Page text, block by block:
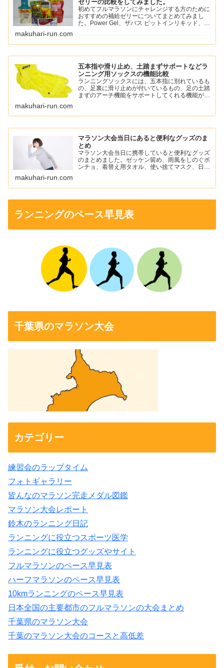
ゼリーの比較をしてみました。
初めてフルマラソンにチャレンジする方のために
おすすめの補給ゼリーについてまとめてみまし
た。Power Gel、ザバス ピットインリキッド、ア
など。
makuhari-run.com
五本指や滑り止め、土踏まずサポートなどラ
ンニング用ソックスの機能比較
ランニングソックスには、五本指に別れているも
の、足裏に滑り止めが付いているもの、足の土踏
まずのアーチ機能をサポートしてくれる機能がつ
を楽しみましょう。
makuhari-run.com
マラソン大会当日にあると便利なグッズのま
とめ
マラソン大会当日に携帯していると便利なグッズ
のまとめました。ゼッケン留め、雨風をしのぐポ
ンチョ、着替え用タオル、使い捨てマスク、日焼
makuhari-run.com
ランニングのペース早見表
千葉県のマラソン大会
カテゴリー
練習会のラップタイム
フォトギャラリー
皆んなのマラソン完走メダル図鑑
マラソン大会レポート
鈴木のランニング日記
ランニングに役立つスポーツ医学
ランニングに役立つグッズやサイト
フルマラソンのペース早見表
ハーフマラソンのペース早見表
10kmランニングのペース早見表
日本全国の主要都市のフルマラソンの大会まとめ
千葉県のマラソン大会
千葉のマラソン大会のコースと高低差